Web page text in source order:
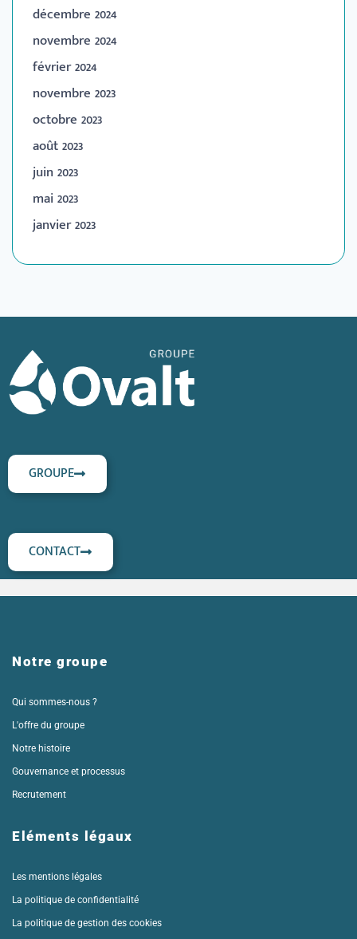
décembre 2024
novembre 2024
février 2024
novembre 2023
octobre 2023
août 2023
juin 2023
mai 2023
janvier 2023
GROUPE
CONTACT
Notre groupe
Qui sommes-nous ?
L'offre du groupe
Notre histoire
Gouvernance et processus
Recrutement
Eléments légaux
Les mentions légales
La politique de confidentialité
La politique de gestion des cookies